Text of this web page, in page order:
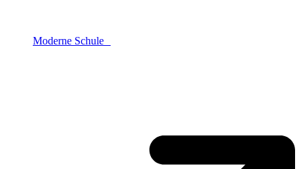
Moderne Schule